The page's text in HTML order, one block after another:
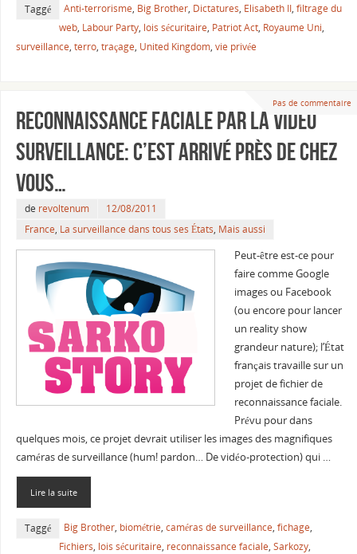
Taggé Anti-terrorisme, Big Brother, Dictatures, Elisabeth II, filtrage du
web, Labour Party, lois sécuritaire, Patriot Act, Royaume Uni,
surveillance, terro, traçage, United Kingdom, vie privée
Pas de commentaire
Reconnaissance faciale par la vidéo
surveillance: C’est arrivé près de chez
vous…
de revoltenum
12/08/2011
France, La surveillance dans tous ses États, Mais aussi
Peut-être est-ce pour
faire comme Google
images ou Facebook
(ou encore pour lancer
un reality show
grandeur nature); l’État
français travaille sur un
projet de fichier de
reconnaissance faciale.
Prévu pour dans
quelques mois, ce projet devrait utiliser les images des magnifiques
caméras de surveillance (hum! pardon… De vidéo-protection) qui …
Lire la suite
Taggé Big Brother, biométrie, caméras de surveillance, fichage,
Fichiers, lois sécuritaire, reconnaissance faciale, Sarkozy,